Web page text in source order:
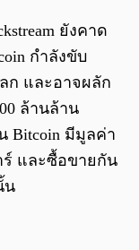
ยังคาด
กำลังขับ
ก และอาจผลัก
ล้านล้าน
Bitcoin มีมูลค่า
และซื้อขายกัน
น